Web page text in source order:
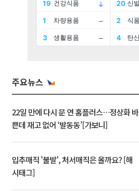
주요뉴스
22일 만에 다시 문 연 홈플러스…정상화 바
쁜데 재고 없어 ‘발동동’[가보니]
입추매직 '불발', 처서매직은 올까요? [해
시태그]